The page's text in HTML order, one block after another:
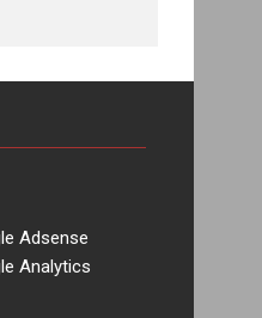
Adsense
Analytics